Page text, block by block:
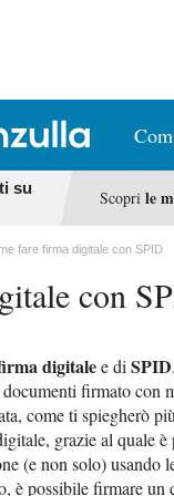
su Scopri le
fare firma digitale con SPID
con
digitalee di SPID
firmato con
come ti spiegherò
grazie al quale è
(e non solo) usando
è possibile firmare